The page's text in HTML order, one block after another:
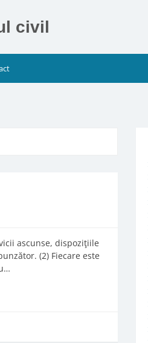
civil
ascunse, dispoziţiile
(2) Fiecare este